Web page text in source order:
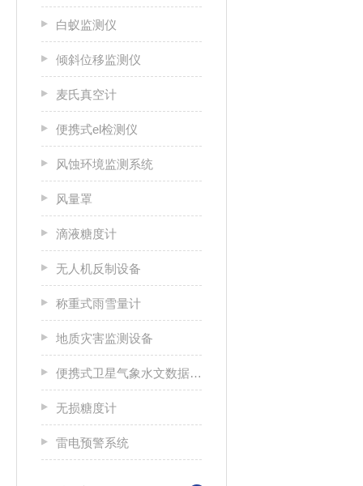
白蚁监测仪
倾斜位移监测仪
麦氏真空计
便携式el检测仪
风蚀环境监测系统
风量罩
滴液糖度计
无人机反制设备
称重式雨雪量计
地质灾害监测设备
便携式卫星气象水文数据广播接收设备
无损糖度计
雷电预警系统